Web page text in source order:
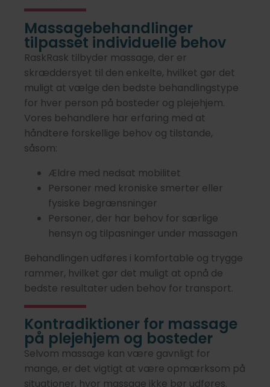
Massagebehandlinger
tilpasset individuelle behov
RaskRask tilbyder massage, der er
skræddersyet til den enkelte, hvilket gør det
muligt at vælge den bedste behandlingstype
for hver person på bosteder og plejehjem.
Vores behandlere har erfaring med at
håndtere forskellige behov og tilstande,
såsom:
Ældre med nedsat mobilitet
Personer med kroniske smerter eller
fysiske begrænsninger
Personer, der har behov for særlige
hensyn og tilpasninger under massagen
Behandlingen udføres i komfortable og trygge
rammer, hvilket gør det muligt at opnå de
bedste resultater uden behov for transport.
Kontradiktioner for massage
på plejehjem og bosteder
Selvom massage kan være gavnligt for
mange, er det vigtigt at være opmærksom på
situationer, hvor massage ikke bør udføres.